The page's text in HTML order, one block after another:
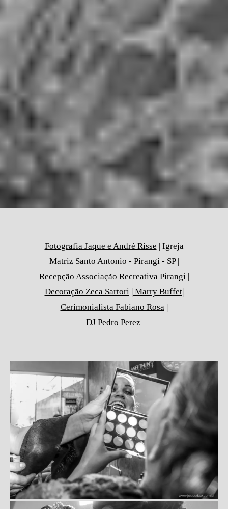
Fotografia Jaque e André Risse | Igreja
Matriz Santo Antonio - Pirangi - SP |
Recepção Associação Recreativa Pirangi |
Decoração Zeca Sartori | Marry Buffet|
Cerimonialista Fabiano Rosa |
DJ Pedro Perez